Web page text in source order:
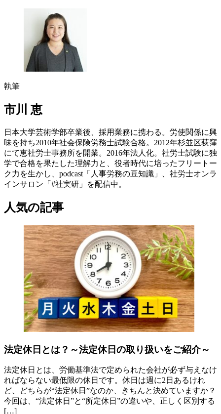
執筆
市川 恵
日本大学芸術学部卒業後、採用業務に携わる。労使関係に興
味を持ち2010年社会保険労務士試験合格。2012年杉並区荻窪
にて恵社労士事務所を開業。2016年法人化。社労士試験に独
学で合格を果たした理解力と、役者時代に培ったフリートー
ク力を生かし、podcast「人事労務の豆知識」、社労士オンラ
インサロン「#社実研」を配信中。
人気の記事
法定休日とは？～法定休日の取り扱いをご紹介～
法定休日とは、労働基準法で定められた会社が必ず与えなけ
ればならない最低限の休日です。休日は週に2日あるけれ
ど、どちらが“法定休日”なのか、きちんと決めていますか？
今回は、“法定休日”と“所定休日”の違いや、正しく区別する
[…]